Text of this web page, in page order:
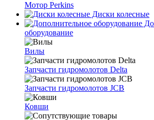
Мотор Perkins
Диски колесные
оборудование
Вилы
Запчасти гидромолотов Delta
Запчасти гидромолотов JCB
Ковши